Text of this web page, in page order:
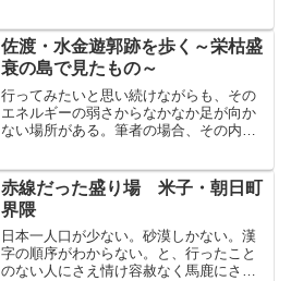
日にここからほど近いところに泊まって
いたので、実際のところ6...
佐渡・水金遊郭跡を歩く～栄枯盛
衰の島で見たもの～
行ってみたいと思い続けながらも、その
エネルギーの弱さからなかなか足が向か
ない場所がある。筆者の場合、その内の
人はあまりいない。行きたい場所を順繰
りに訪れ、そのリストをひ...
赤線だった盛り場 米子・朝日町
界隈
日本一人口が少ない。砂漠しかない。漢
字の順序がわからない。と、行ったこと
のない人にさえ情け容赦なく馬鹿にされ